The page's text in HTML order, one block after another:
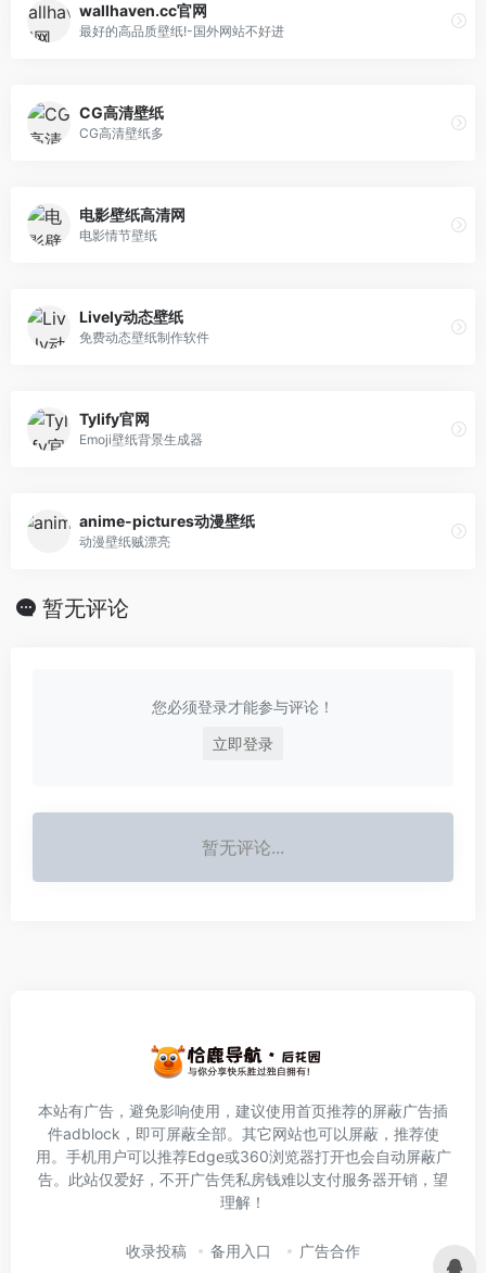
wallhaven.cc官网
最好的高品质壁纸!-国外网站不好进
CG高清壁纸
CG高清壁纸多
电影壁纸高清网
电影情节壁纸
Lively动态壁纸
免费动态壁纸制作软件
Tylify官网
Emoji壁纸背景生成器
anime-pictures动漫壁纸
动漫壁纸贼漂亮
暂无评论
您必须登录才能参与评论！
立即登录
暂无评论...
本站有广告，避免影响使用，建议使用首页推荐的屏蔽广告插
件adblock ，即可屏蔽全部。其它网站也可以屏蔽，推荐使
用。手机用户可以推荐Edge或360浏览器打开也会自动屏蔽广
告。此站仅爱好，不开广告凭私房钱难以支付服务器开销，望
理解！
收录投稿 备用入口 广告合作